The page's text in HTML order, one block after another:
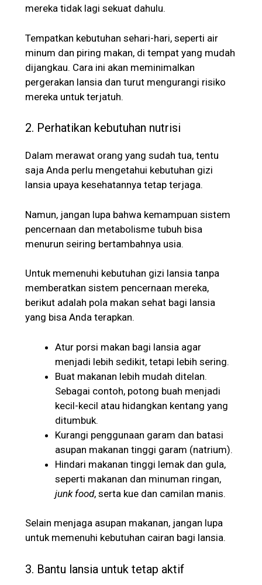
mereka tidak lagi sekuat dahulu.
Tempatkan kebutuhan sehari-hari, seperti air
minum dan piring makan, di tempat yang mudah
dijangkau. Cara ini akan meminimalkan
pergerakan lansia dan turut mengurangi risiko
mereka untuk terjatuh.
2. Perhatikan kebutuhan nutrisi
Dalam merawat orang yang sudah tua, tentu
saja Anda perlu mengetahui kebutuhan gizi
lansia upaya kesehatannya tetap terjaga.
Namun, jangan lupa bahwa kemampuan sistem
pencernaan dan metabolisme tubuh bisa
menurun seiring bertambahnya usia.
Untuk memenuhi kebutuhan gizi lansia tanpa
memberatkan sistem pencernaan mereka,
berikut adalah pola makan sehat bagi lansia
yang bisa Anda terapkan.
Atur porsi makan bagi lansia agar
menjadi lebih sedikit, tetapi lebih sering.
Buat makanan lebih mudah ditelan.
Sebagai contoh, potong buah menjadi
kecil-kecil atau hidangkan kentang yang
ditumbuk.
Kurangi penggunaan garam dan batasi
asupan makanan tinggi garam (natrium).
Hindari makanan tinggi lemak dan gula,
seperti makanan dan minuman ringan,
junk food, serta kue dan camilan manis.
Selain menjaga asupan makanan, jangan lupa
untuk memenuhi kebutuhan cairan bagi lansia.
3. Bantu lansia untuk tetap aktif